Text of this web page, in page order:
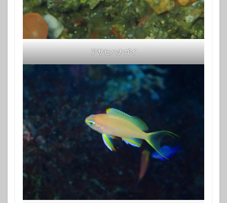
アサヒハナゴイ